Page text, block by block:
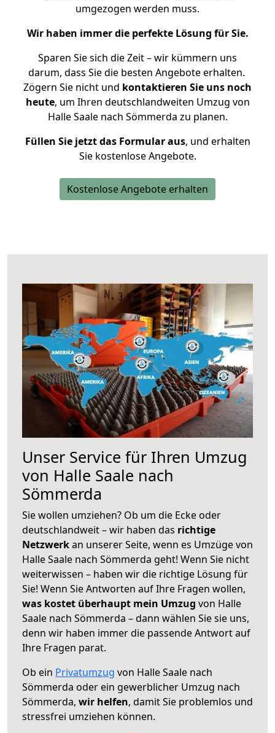
umgezogen werden muss.
Wir haben immer die perfekte Lösung für Sie.
Sparen Sie sich die Zeit – wir kümmern uns
darum, dass Sie die besten Angebote erhalten.
Zögern Sie nicht und kontaktieren Sie uns noch
heute, um Ihren deutschlandweiten Umzug von
Halle Saale nach Sömmerda zu planen.
Füllen Sie jetzt das Formular aus, und erhalten
Sie kostenlose Angebote.
Kostenlose Angebote erhalten
Unser Service für Ihren Umzug
von Halle Saale nach
Sömmerda
Sie wollen umziehen? Ob um die Ecke oder
deutschlandweit – wir haben das richtige
Netzwerkan unserer Seite, wenn es Umzüge von
Halle Saale nach Sömmerda geht! Wenn Sie nicht
weiterwissen – haben wir die richtige Lösung für
Sie! Wenn Sie Antworten auf Ihre Fragen wollen,
was kostet überhaupt mein Umzug von Halle
Saale nach Sömmerda – dann wählen Sie sie uns,
denn wir haben immer die passende Antwort auf
Ihre Fragen parat.
Ob ein Privatumzug von Halle Saale nach
Sömmerda oder ein gewerblicher Umzug nach
Sömmerda, wir helfen, damit Sie problemlos und
stressfrei umziehen können.